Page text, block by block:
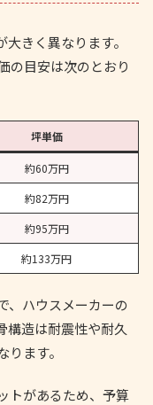
きく異なります。
の目安は次のとおり
坪単価
約60万円
約82万円
約95万円
約133万円
、ハウスメーカーの
構造は耐震性や耐久
ます。
トがあるため、予算